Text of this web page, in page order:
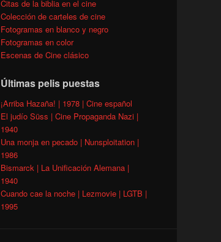
Citas de la biblia en el cine
Colección de carteles de cine
Fotogramas en blanco y negro
Fotogramas en color
Escenas de Cine clásico
Últimas pelis puestas
¡Arriba Hazaña! | 1978 | Cine español
El judío Süss | Cine Propaganda Nazi |
1940
Una monja en pecado | Nunsploitation |
1986
Bismarck | La Unificación Alemana |
1940
Cuando cae la noche | Lezmovie | LGTB |
1995